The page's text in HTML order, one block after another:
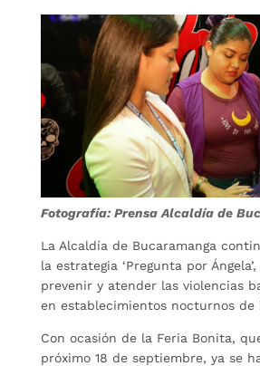
Fotografía: Prensa Alcaldía de
La Alcaldía de Bucaramanga
la estrategia ‘Pregunta por
prevenir y atender las violencias
en establecimientos nocturnos de
Con ocasión de la Feria Bonita,
próximo 18 de septiembre, ya se